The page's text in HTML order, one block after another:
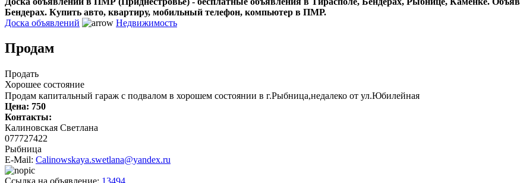
Бендерах. Купить авто, квартиру, мобильный телефон, компьютер в ПМР.
Доска объявлений
Недвижимость
Продам
Продать
Хорошее состояние
Продам капитальный гараж с подвалом в хорошем состоянии в г.Рыбница,недалеко от ул.Юбилейная
Цена: 750
Контакты:
Калиновская Светлана
077727422
Рыбница
E-Mail: Calinowskaya.swetlana@yandex.ru
Ссылка на объявление: 13494